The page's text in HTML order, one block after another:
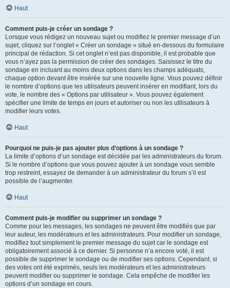
Haut
Comment puis-je créer un sondage ?
Lorsque vous rédigez un nouveau sujet ou modifiez le premier message d’un
sujet, cliquez sur l’onglet « Créer un sondage » situé en-dessous du formulaire
principal de rédaction. Si cet onglet n’est pas disponible, il est probable que
vous n’ayez pas la permission de créer des sondages. Saisissez le titre du
sondage en incluant au moins deux options dans les champs adéquats,
chaque option devant être insérée sur une nouvelle ligne. Vous pouvez définir
le nombre d’options que les utilisateurs peuvent insérer en modifiant, lors du
vote, le nombre des « Options par utilisateur ». Vous pouvez également
spécifier une limite de temps en jours et autoriser ou non les utilisateurs à
modifier leurs votes.
Haut
Pourquoi ne puis-je pas ajouter plus d’options à un sondage ?
La limite d’options d’un sondage est décidée par les administrateurs du forum.
Si le nombre d’options que vous pouvez ajouter à un sondage vous semble
trop restreint, essayez de demander à un administrateur du forum s’il est
possible de l’augmenter.
Haut
Comment puis-je modifier ou supprimer un sondage ?
Comme pour les messages, les sondages ne peuvent être modifiés que par
leur auteur, les modérateurs et les administrateurs. Pour modifier un sondage,
modifiez tout simplement le premier message du sujet car le sondage est
obligatoirement associé à ce dernier. Si personne n’a encore voté, il est
possible de supprimer le sondage ou de modifier ses options. Cependant, si
des votes ont été exprimés, seuls les modérateurs et les administrateurs
peuvent modifier ou supprimer le sondage. Cela empêche de modifier les
options d’un sondage en cours.